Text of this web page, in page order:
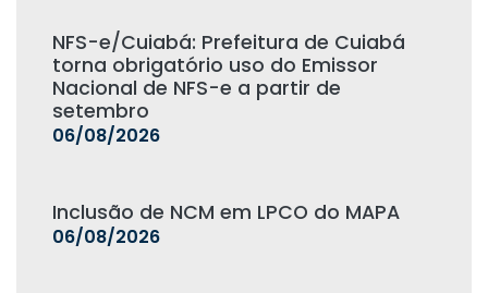
NFS-e/Cuiabá: Prefeitura de Cuiabá
torna obrigatório uso do Emissor
Nacional de NFS-e a partir de
setembro
06/08/2026
Inclusão de NCM em LPCO do MAPA
06/08/2026